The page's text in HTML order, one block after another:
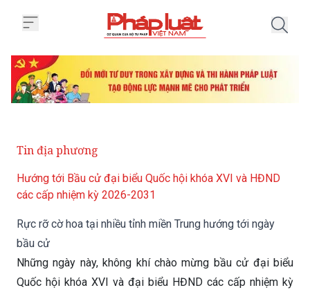
Tin địa phương
Hướng tới Bầu cử đại biểu Quốc hội khóa XVI và HĐND
các cấp nhiệm kỳ 2026-2031
Rực rỡ cờ hoa tại nhiều tỉnh miền Trung hướng tới ngày
bầu cử
Những ngày này, không khí chào mừng bầu cử đại biểu
Quốc hội khóa XVI và đại biểu HĐND các cấp nhiệm kỳ